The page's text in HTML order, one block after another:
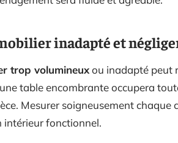
inadapté et
trop volumineuxou inadapté peut
table encombrante occupera
Mesurer soigneusement
intérieur fonctionnel.